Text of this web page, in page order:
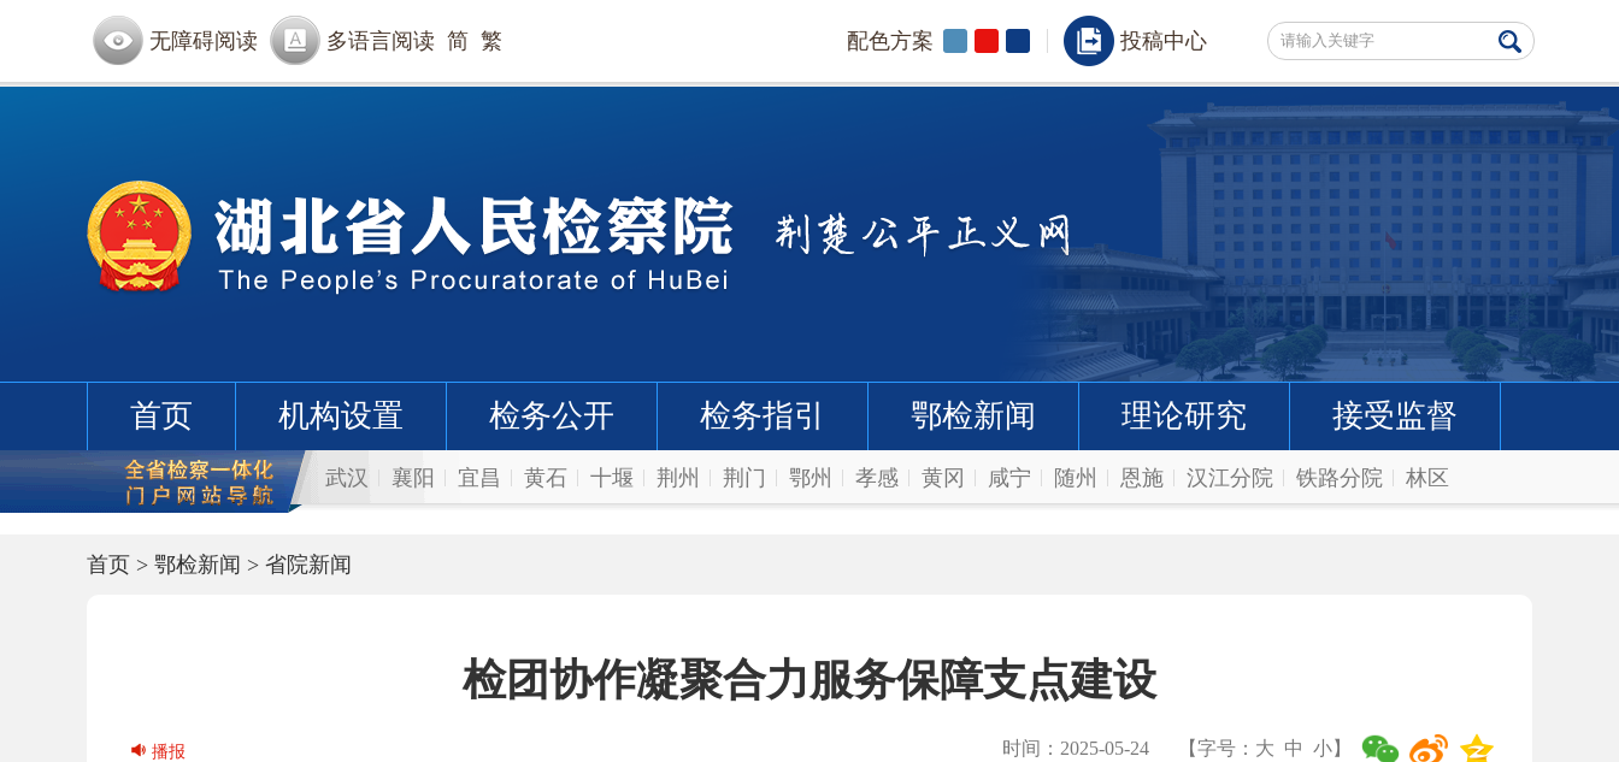
无障碍阅读 多语言阅读 简 繁 配色方案 投稿中心
首页 机构设置 检务公开 检务指引 鄂检新闻 理论研究 接受监督
武汉 襄阳 宜昌 黄石 十堰 荆州 荆门 鄂州 孝感 黄冈 咸宁 随州 恩施 汉江分院 铁路分院 林区
首页 > 鄂检新闻 > 省院新闻
检团协作凝聚合力服务保障支点建设
【字号： 大 中 小】
播报 时间：2025-05-24